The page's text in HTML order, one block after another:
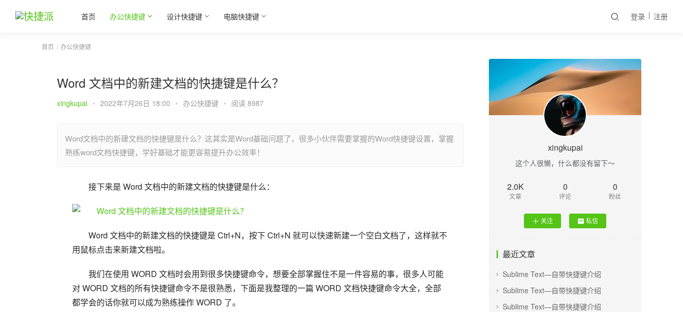
首页 办公快捷键 设计快捷键 电脑快捷键 登录 注册
首页 办公快捷键
Word 文档中的新建文档的快捷键是什么？
xingkupai • 2022年7月26日 18:00 • 办公快捷键 • 阅读 8987
Word文档中的新建文档的快捷键是什么？这其实是Word基础问题了，很多小伙伴需要掌握的Word快捷键设置，掌握
熟练word文档快捷键，学好基础才能更容易提升办公效率！
接下来是 Word 文档中的新建文档的快捷键是什么：
Word 文档中的新建文档的快捷键是 Ctrl+N，按下 Ctrl+N 就可以快速新建一个空白文档了，这样就不
用鼠标点击来新建文档啦。
我们在使用 WORD 文档时会用到很多快捷键命令，想要全部掌握住不是一件容易的事，很多人可能
对 WORD 文档的所有快捷键命令不是很熟悉，下面是我整理的一篇 WORD 文档快捷键命令大全，全部
都学会的话你就可以成为熟练操作 WORD 了。
xingkupai
这个人很懒，什么都没有留下～
2.0K
文章
0
评论
0
粉丝
关注 私信
最近文章
Sublime Text—自带快捷键介绍
Sublime Text—自带快捷键介绍
Sublime Text—自带快捷键介绍